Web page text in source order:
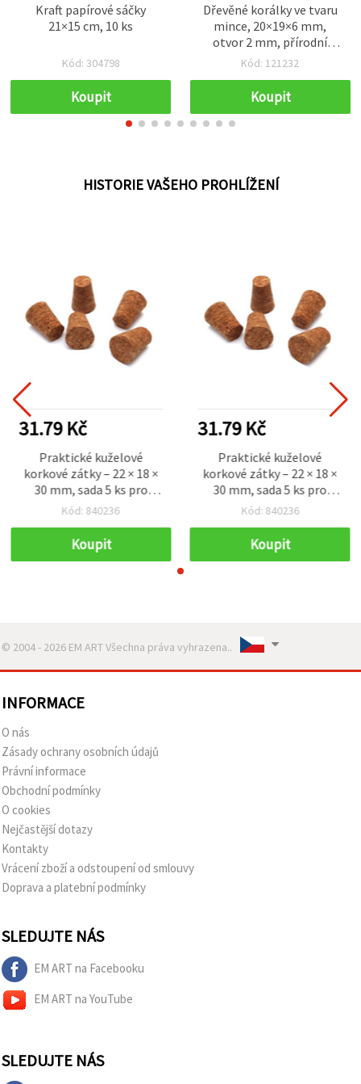
Kraft papírové sáčky
21×15 cm, 10 ks
Kód: 304798
Koupit
Dřevěné korálky ve tvaru
mince, 20×19×6 mm,
otvor 2 mm, přírodní
dřevo, lakované – 20 ks
Kód: 121232
Koupit
HISTORIE VAŠEHO PROHLÍŽENÍ
31.79 Kč
Praktické kuželové
korkové zátky – 22 × 18 ×
30 mm, sada 5 ks pro
kreativní tvoření a domácí
Kód: 840236
Koupit
31.79 Kč
Praktické kuželové
korkové zátky – 22 × 18 ×
30 mm, sada 5 ks pro
kreativní tvoření a domácí
Kód: 840236
Koupit
© 2004 - 2026 EM ART Všechna práva vyhrazena..
INFORMACE
O nás
Zásady ochrany osobních údajů
Právní informace
Obchodní podmínky
O cookies
Nejčastější dotazy
Kontakty
Vrácení zboží a odstoupení od smlouvy
Doprava a platební podmínky
SLEDUJTE NÁS
EM ART na Facebooku
EM ART na YouTube
SLEDUJTE NÁS